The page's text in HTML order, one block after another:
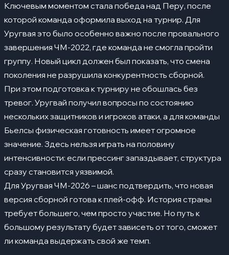
Ключевым моментом стала победа над Перу, после
которой команда оформила выход на турнир. Для
Уругвая это было особенно важно после провального
завершения ЧМ-2022, где команда не смогла пройти
группу. Новый цикл должен был показать, что смена
поколения не разрушила конкурентность сборной.
При этом подготовка к турниру не обошлась без
тревог. Уругвай получил вопросы по состоянию
нескольких защитников и игроков атаки, а для команды
Бьелсы физическая готовность имеет огромное
значение. Здесь нельзя играть на половину
интенсивности: если прессинг запаздывает, структура
сразу становится уязвимой.
Для Уругвая ЧМ-2026 – шанс подтвердить, что новая
версия сборной готова к плей-офф. История страны
требует большего, чем просто участие. Но путь к
большому результату будет зависеть от того, сможет
ли команда выдержать свой же темп.